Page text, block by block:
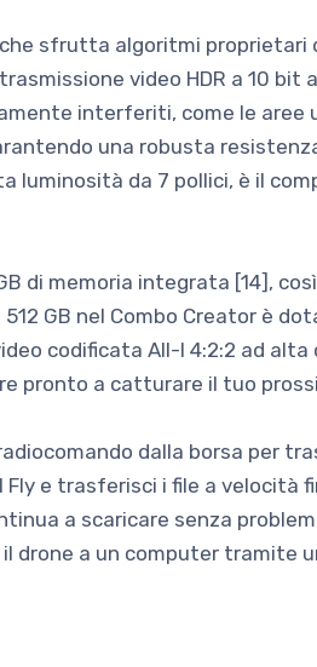
sfrutta algoritmi proprietari
video HDR a 10 bit
interferiti, come le aree
una robusta
luminosità da 7 pollici, è il
di memoria integrata [14],
GB nel Combo Creator è
codificata All-I 4:2:2 ad
pronto a catturare il tuo
dalla borsa per
e trasferisci i file a velocità
a scaricare senza
a un computer tramite